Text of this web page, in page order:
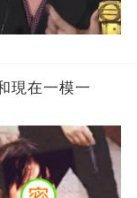
現在一模一